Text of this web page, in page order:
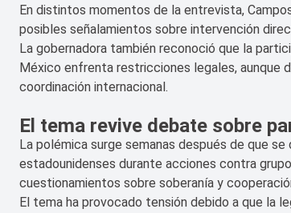
En distintos momentos de la entrevista,
posibles señalamientos sobre intervención
La gobernadora también reconoció que la
México enfrenta restricciones legales, aunque
coordinación internacional.
El tema revive debate sobre
La polémica surge semanas después de que
estadounidenses durante acciones contra
cuestionamientos sobre soberanía y
El tema ha provocado tensión debido a que la